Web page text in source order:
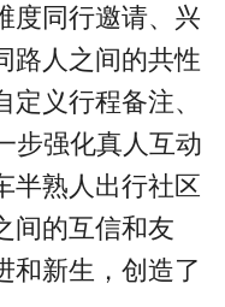
度同行邀请、兴
路人之间的共性
义行程备注、
步强化真人互动
半熟人出行社区
间的互信和友
和新生，创造了